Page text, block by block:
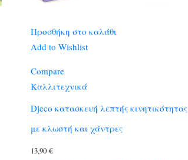
Προσθήκη στο καλάθι
Add to Wishlist
Compare
Καλλιτεχνικά
Djeco κατασκευή λεπτής κινητικότητας
με κλωστή και χάντρες
13,90 €